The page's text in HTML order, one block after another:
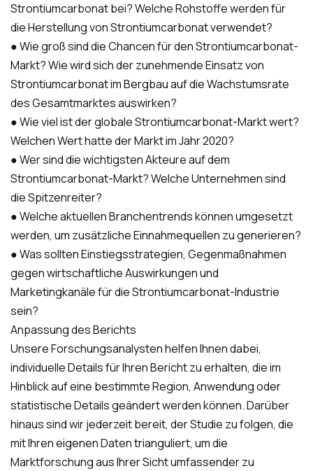
Strontiumcarbonat bei? Welche Rohstoffe werden für
die Herstellung von Strontiumcarbonat verwendet?
● Wie groß sind die Chancen für den Strontiumcarbonat-
Markt? Wie wird sich der zunehmende Einsatz von
Strontiumcarbonat im Bergbau auf die Wachstumsrate
des Gesamtmarktes auswirken?
● Wie viel ist der globale Strontiumcarbonat-Markt wert?
Welchen Wert hatte der Markt im Jahr 2020?
● Wer sind die wichtigsten Akteure auf dem
Strontiumcarbonat-Markt? Welche Unternehmen sind
die Spitzenreiter?
● Welche aktuellen Branchentrends können umgesetzt
werden, um zusätzliche Einnahmequellen zu generieren?
● Was sollten Einstiegsstrategien, Gegenmaßnahmen
gegen wirtschaftliche Auswirkungen und
Marketingkanäle für die Strontiumcarbonat-Industrie
sein?
Anpassung des Berichts
Unsere Forschungsanalysten helfen Ihnen dabei,
individuelle Details für Ihren Bericht zu erhalten, die im
Hinblick auf eine bestimmte Region, Anwendung oder
statistische Details geändert werden können. Darüber
hinaus sind wir jederzeit bereit, der Studie zu folgen, die
mit Ihren eigenen Daten trianguliert, um die
Marktforschung aus Ihrer Sicht umfassender zu